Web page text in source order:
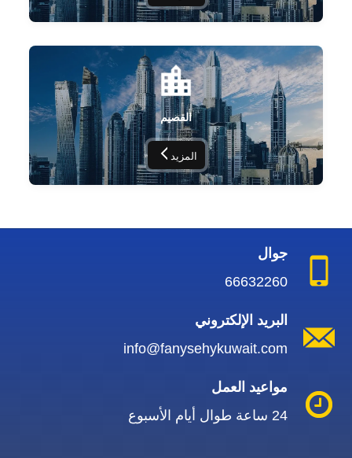
القصيم
المزيد
جوال
66632260
البريد الإلكتروني
info@fanysehykuwait.com
مواعيد العمل
24 ساعة طوال أيام الأسبوع